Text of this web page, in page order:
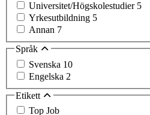
Universitet/Högskolestudier 5
Yrkesutbildning 5
Annan 7
Språk
Svenska 10
Engelska 2
Etikett
Top Job